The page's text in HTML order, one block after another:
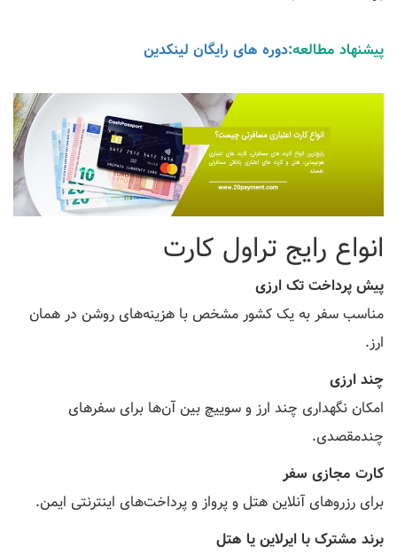
پیشنهاد مطالعه:دوره های رایگان لینکدین
انواع رایج تراول کارت
پیش پرداخت تک ارزی
مناسب سفر به یک کشور مشخص با هزینه‌های روشن در همان
ارز.
چند ارزی
امکان نگهداری چند ارز و سوییچ بین آن‌ها برای سفرهای
چندمقصدی.
کارت مجازی سفر
برای رزروهای آنلاین هتل و پرواز و پرداخت‌های اینترنتی ایمن.
برند مشترک با ایرلاین یا هتل